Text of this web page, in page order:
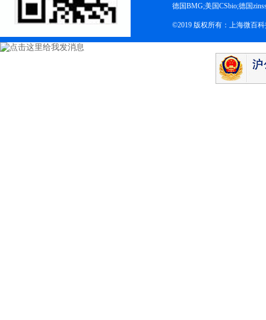
德国BMG;美国CSbio;德国
©2019 版权所有：上海微百